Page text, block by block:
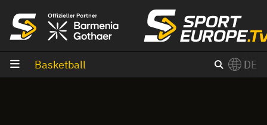
Basketball DE